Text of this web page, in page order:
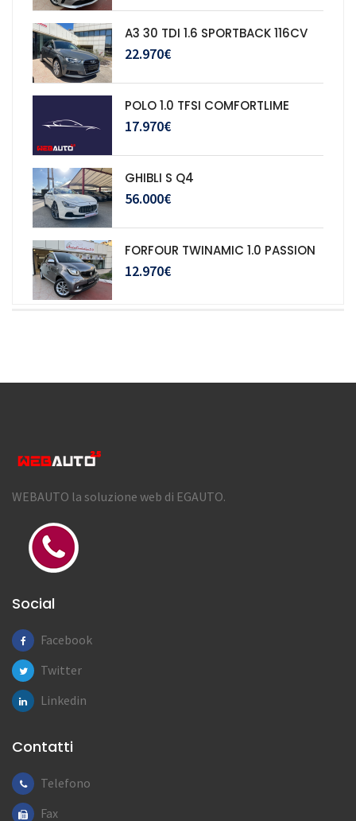
A3 30 TDI 1.6 SPORTBACK 116CV
22.970€
POLO 1.0 TFSI COMFORTLIME
17.970€
GHIBLI S Q4
56.000€
FORFOUR TWINAMIC 1.0 PASSION
12.970€
WEBAUTO la soluzione web di EGAUTO.
Social
Facebook
Twitter
Linkedin
Contatti
Telefono
Fax